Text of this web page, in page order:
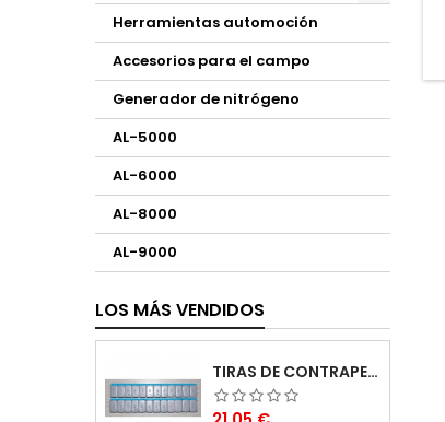
Herramientas automoción
Accesorios para el campo
Generador de nitrógeno
AL-5000
AL-6000
AL-8000
AL-9000
LOS MÁS VENDIDOS
TIRAS DE CONTRAPESAS ADHESIVAS 5G